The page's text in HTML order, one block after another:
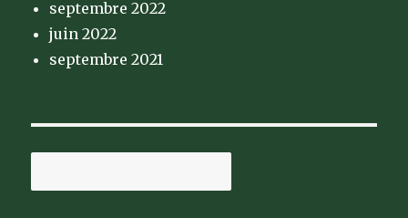
septembre 2022
juin 2022
septembre 2021